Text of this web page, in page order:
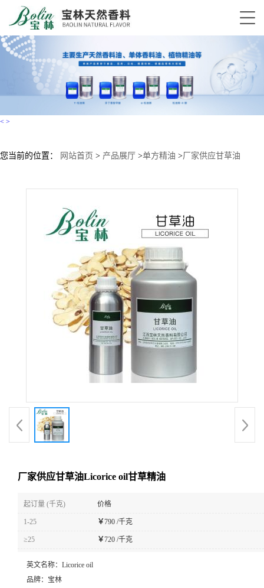
< >
您当前的位置： 网站首页 > 产品展厅 >单方精油 >厂家供应甘草油
厂家供应甘草油Licorice oil甘草精油
起订量 (千克) 价格
1-25 ￥790 /千克
≥25 ￥720 /千克
英文名称： Licorice oil
品牌： 宝林